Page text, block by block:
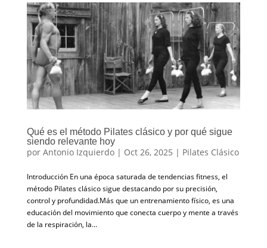
Qué es el método Pilates clásico y por qué sigue
siendo relevante hoy
por Antonio Izquierdo| Oct 26, 2025 | Pilates Clásico
Introducción En una época saturada de tendencias fitness, el
método Pilates clásico sigue destacando por su precisión,
control y profundidad.Más que un entrenamiento físico, es una
educación del movimiento que conecta cuerpo y mente a través
de la respiración, la...